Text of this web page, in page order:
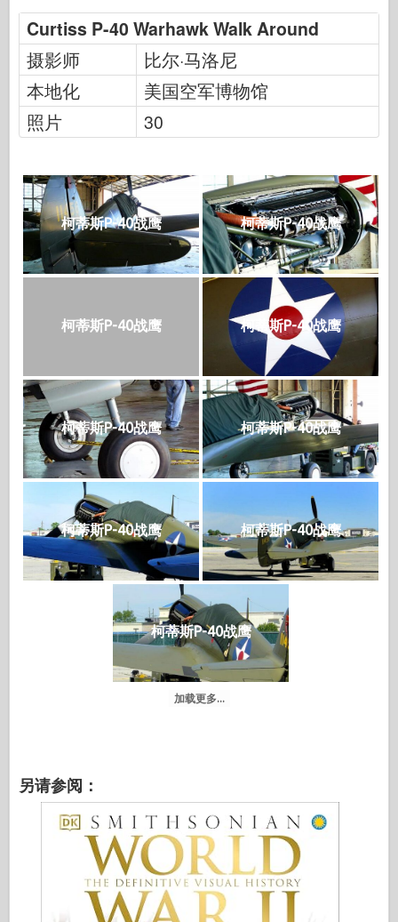
Curtiss P-40 Warhawk Walk Around
摄影师
比尔·马洛尼
本地化
美国空军博物馆
照片
30
柯蒂斯P-40战鹰 柯蒂斯P-40战鹰
柯蒂斯P-40战鹰 柯蒂斯P-40战鹰
柯蒂斯P-40战鹰 柯蒂斯P-40战鹰
柯蒂斯P-40战鹰 柯蒂斯P-40战鹰
柯蒂斯P-40战鹰
加载更多...
另请参阅：